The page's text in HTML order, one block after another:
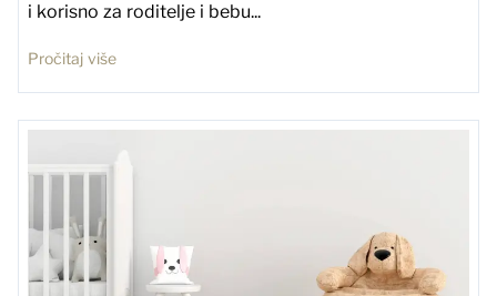
i korisno za roditelje i bebu...
Pročitaj više